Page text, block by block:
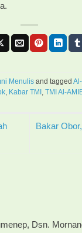
Menulis and tagged
Kabar TMI TMI Al-
Bakar
Dsn.